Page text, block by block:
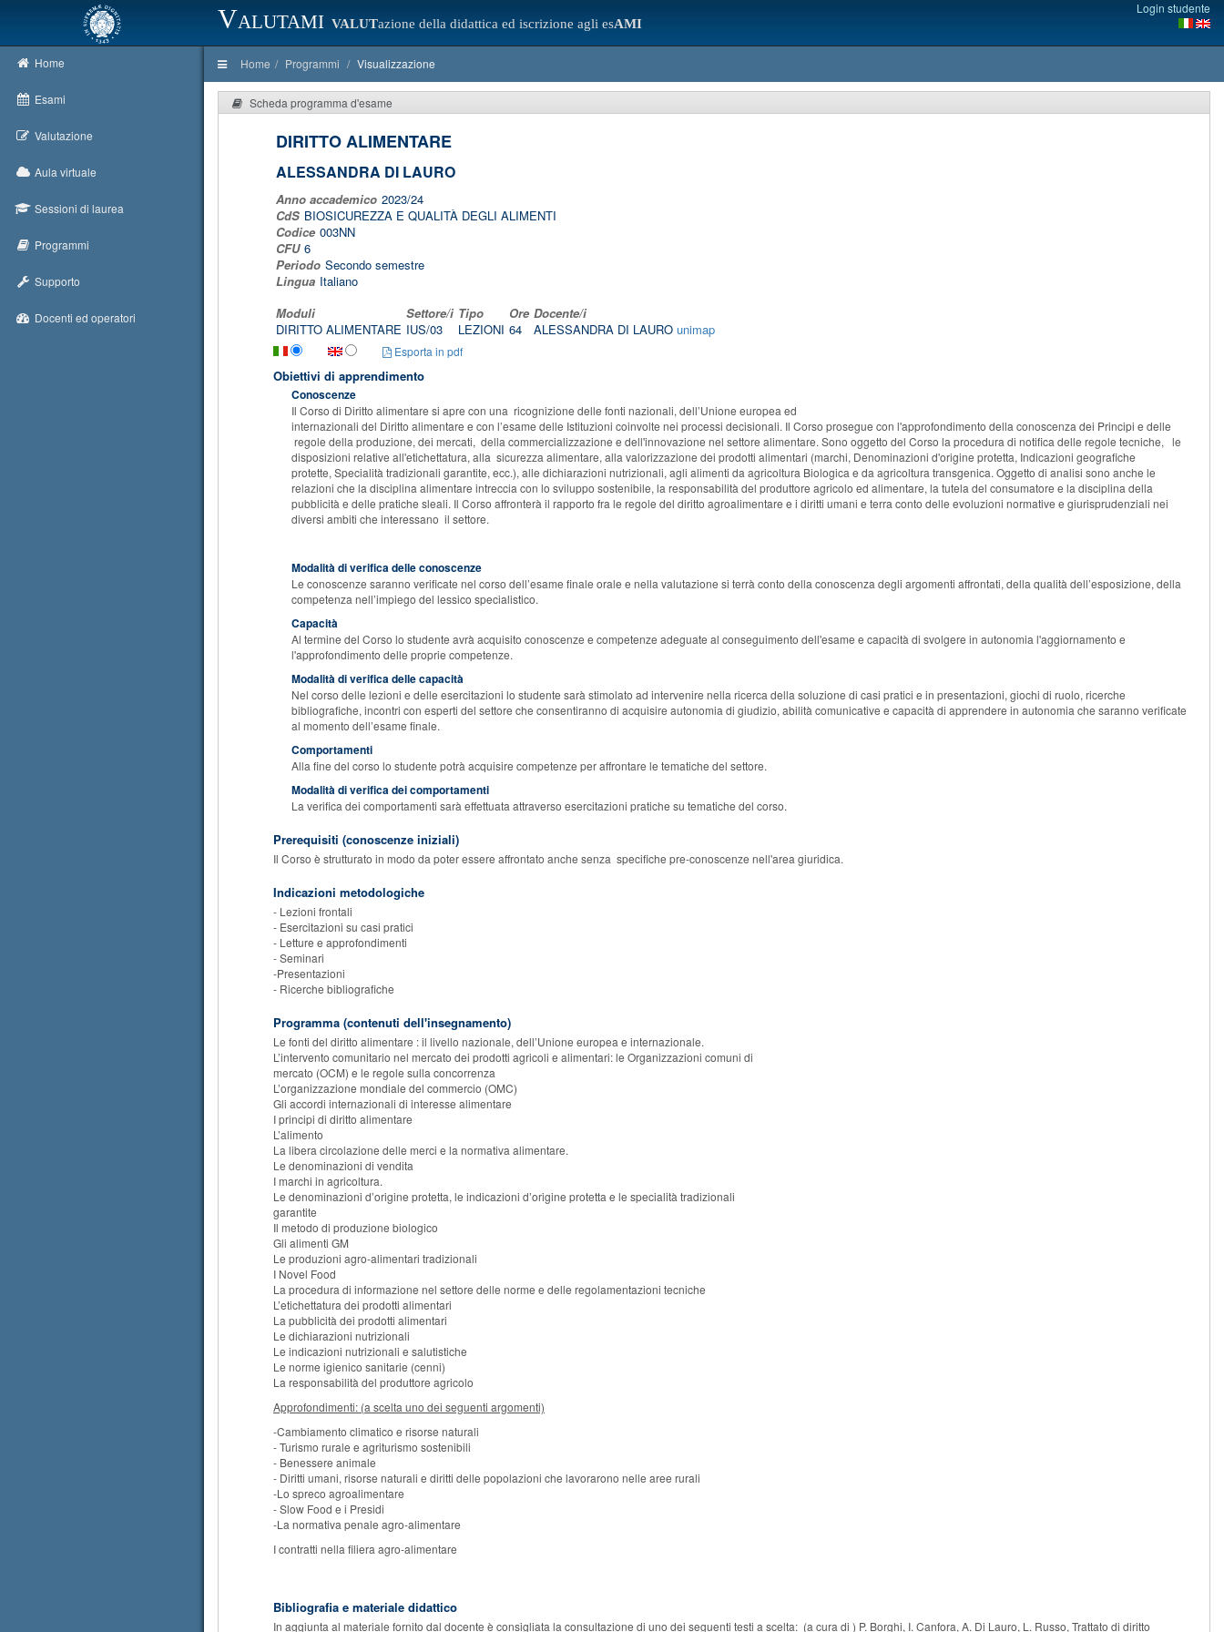
Valutami VALUTazione della didattica ed iscrizione agli esAMI
Login studente
Home
Esami
Valutazione
Aula virtuale
Sessioni di laurea
Programmi
Supporto
Docenti ed operatori
Home Programmi Visualizzazione
Scheda programma d'esame
DIRITTO ALIMENTARE
ALESSANDRA DI LAURO
Anno accademico 2023/24
CdS BIOSICUREZZA E QUALITÀ DEGLI ALIMENTI
Codice 003NN
CFU 6
Periodo Secondo semestre
Lingua Italiano
Moduli
Settore/i Tipo Ore Docente/i
DIRITTO ALIMENTARE IUS/03 LEZIONI 64 ALESSANDRA DI LAURO unimap
Esporta in pdf
Obiettivi di apprendimento
Conoscenze
Il Corso di Diritto alimentare si apre con una ricognizione delle fonti nazionali, dell’Unione europea ed
internazionali del Diritto alimentare e con l’esame delle Istituzioni coinvolte nei processi decisionali. Il Corso prosegue con l'approfondimento della conoscenza dei Principi e delle
regole della produzione, dei mercati, della commercializzazione e dell'innovazione nel settore alimentare. Sono oggetto del Corso la procedura di notifica delle regole tecniche, le
disposizioni relative all'etichettatura, alla sicurezza alimentare, alla valorizzazione dei prodotti alimentari (marchi, Denominazioni d'origine protetta, Indicazioni geografiche
protette, Specialità tradizionali garantite, ecc.), alle dichiarazioni nutrizionali, agli alimenti da agricoltura Biologica e da agricoltura transgenica. Oggetto di analisi sono anche le
relazioni che la disciplina alimentare intreccia con lo sviluppo sostenibile, la responsabilità del produttore agricolo ed alimentare, la tutela del consumatore e la disciplina della
pubblicità e delle pratiche sleali. Il Corso affronterà il rapporto fra le regole del diritto agroalimentare e i diritti umani e terra conto delle evoluzioni normative e giurisprudenziali nei
diversi ambiti che interessano il settore.
Modalità di verifica delle conoscenze
Le conoscenze saranno verificate nel corso dell’esame finale orale e nella valutazione si terrà conto della conoscenza degli argomenti affrontati, della qualità dell’esposizione, della
competenza nell’impiego del lessico specialistico.
Capacità
Al termine del Corso lo studente avrà acquisito conoscenze e competenze adeguate al conseguimento dell'esame e capacità di svolgere in autonomia l'aggiornamento e
l'approfondimento delle proprie competenze.
Modalità di verifica delle capacità
Nel corso delle lezioni e delle esercitazioni lo studente sarà stimolato ad intervenire nella ricerca della soluzione di casi pratici e in presentazioni, giochi di ruolo, ricerche
bibliografiche, incontri con esperti del settore che consentiranno di acquisire autonomia di giudizio, abilità comunicative e capacità di apprendere in autonomia che saranno verificate
al momento dell’esame finale.
Comportamenti
Alla fine del corso lo studente potrà acquisire competenze per affrontare le tematiche del settore.
Modalità di verifica dei comportamenti
La verifica dei comportamenti sarà effettuata attraverso esercitazioni pratiche su tematiche del corso.
Prerequisiti (conoscenze iniziali)
Il Corso è strutturato in modo da poter essere affrontato anche senza specifiche pre-conoscenze nell'area giuridica.
Indicazioni metodologiche
- Lezioni frontali
- Esercitazioni su casi pratici
- Letture e approfondimenti
- Seminari
-Presentazioni
- Ricerche bibliografiche
Programma (contenuti dell'insegnamento)
Le fonti del diritto alimentare : il livello nazionale, dell’Unione europea e internazionale.
L’intervento comunitario nel mercato dei prodotti agricoli e alimentari: le Organizzazioni comuni di
mercato (OCM) e le regole sulla concorrenza
L’organizzazione mondiale del commercio (OMC)
Gli accordi internazionali di interesse alimentare
I principi di diritto alimentare
L’alimento
La libera circolazione delle merci e la normativa alimentare.
Le denominazioni di vendita
I marchi in agricoltura.
Le denominazioni d’origine protetta, le indicazioni d’origine protetta e le specialità tradizionali
garantite
Il metodo di produzione biologico
Gli alimenti GM
Le produzioni agro-alimentari tradizionali
I Novel Food
La procedura di informazione nel settore delle norme e delle regolamentazioni tecniche
L’etichettatura dei prodotti alimentari
La pubblicità dei prodotti alimentari
Le dichiarazioni nutrizionali
Le indicazioni nutrizionali e salutistiche
Le norme igienico sanitarie (cenni)
La responsabilità del produttore agricolo
Approfondimenti: (a scelta uno dei seguenti argomenti)
-Cambiamento climatico e risorse naturali
- Turismo rurale e agriturismo sostenibili
- Benessere animale
- Diritti umani, risorse naturali e diritti delle popolazioni che lavorarono nelle aree rurali
-Lo spreco agroalimentare
- Slow Food e i Presidi
-La normativa penale agro-alimentare
I contratti nella filiera agro-alimentare
Bibliografia e materiale didattico
In aggiunta al materiale fornito dal docente è consigliata la consultazione di uno dei seguenti testi a scelta: (a cura di ) P. Borghi, I. Canfora, A. Di Lauro, L. Russo, Trattato di diritto